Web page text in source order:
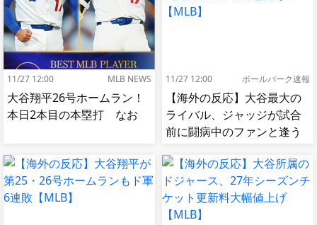
11/27 12:00 MLB NEWS
大谷翔平26号ホームラン！
本日2本目の本塁打 なお
11/27 12:00 ボールパーク速報
【海外の反応】大谷最大の
ライバル、ジャッジが試合
前に闘病中のファンと逢う